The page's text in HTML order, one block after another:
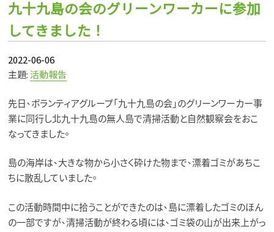
九十九島の会のグリーンワーカーに参加
してきました！
2022-06-06
主題:活動報告
先日、ボランティアグループ「九十九島の会」のグリーンワーカー事
業に同行し北九十九島の無人島で清掃活動と自然観察会をおこ
なってきました。
島の海岸は、大きな物から小さく砕けた物まで、漂着ゴミがあちこ
ちに散乱していました。
この活動時間中に拾うことができたのは、島に漂着したゴミのほん
の一部ですが、清掃活動が終わる頃には、ゴミ袋の山が出来上がっ